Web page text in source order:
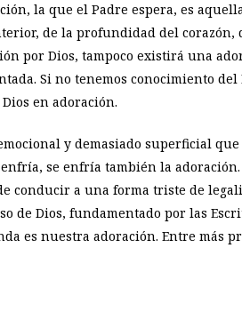
la que el Padre espera, es
de la profundidad del
por Dios, tampoco existirá una
Si no tenemos conocimiento
en adoración.
y demasiado superficial
se enfría también la
conducir a una forma triste de
de Dios, fundamentado por las
es nuestra adoración. Entre más